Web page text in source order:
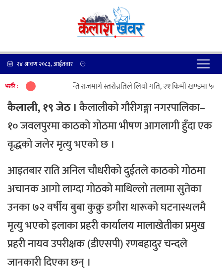
२४ श्रावण २०८३, आईतवार
भर्खरै : कान्ति राजमार्ग स्तरोन्नतिले लियो गति, २१ किमी खण्डमा ५०
कैलाली, १९ जेठ ।कैलालीको गौरीगङ्गा नगरपालिका–
१० जवलपुरमा काठको गोठमा भीषण आगलागी हुँदा एक
वृद्धको जलेर मृत्यु भएको छ ।
आइतबार राति अनिल चौधरीको दुईतले काठको गोठमा
अचानक आगो लाग्दा गोठको माथिल्लो तलामा सुतेका
उनका ७२ वर्षीय बुबा कुक्रु डगौरा थारूको घटनास्थलमै
मृत्यु भएको इलाका प्रहरी कार्यालय मालाखेतीका प्रमुख
प्रहरी नायव उपरीक्षक (डीएसपी) रणबहादुर चन्दले
जानकारी दिएका छन् ।